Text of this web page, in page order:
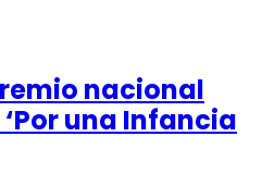
nacional
una Infancia